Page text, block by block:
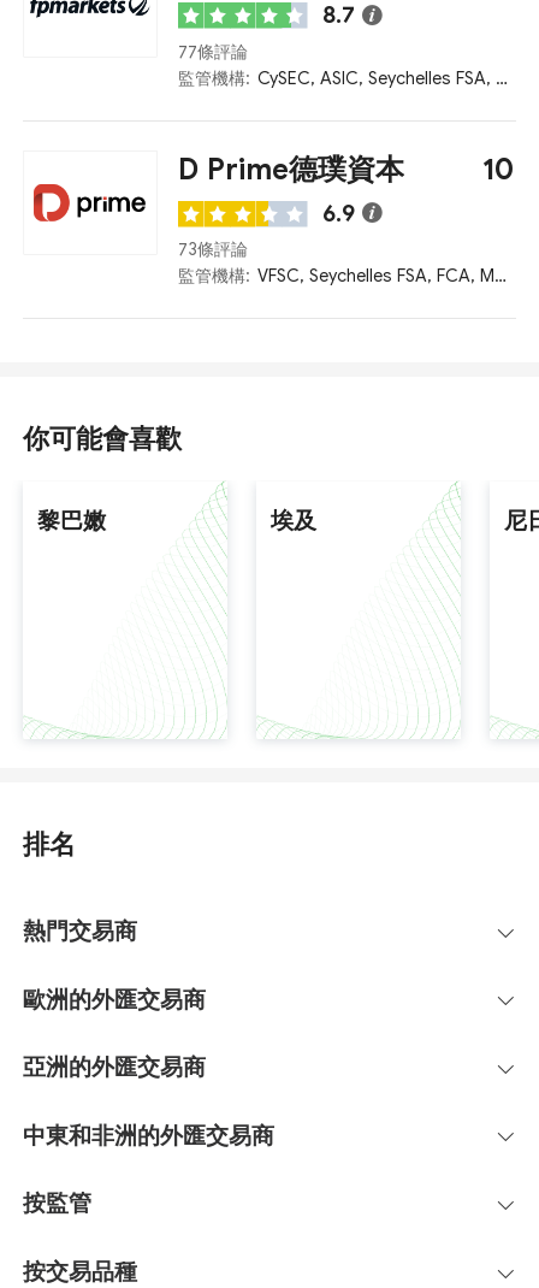
8.7
77條評論
監管機構:
CySEC, ASIC, Seychelles FSA, FSCA, Kenya CMA
D Prime德璞資本 10
6.9
73條評論
監管機構:
VFSC, Seychelles FSA, FCA, Mauritius FSC
你可能會喜歡
黎巴嫩 埃及 尼
排名
熱門交易商
歐洲的外匯交易商
亞洲的外匯交易商
中東和非洲的外匯交易商
按監管
按交易品種